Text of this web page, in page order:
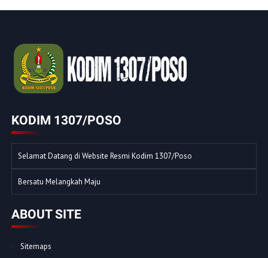
KODIM 1307/POSO
Selamat Datang di Website Resmi Kodim 1307/Poso
Bersatu Melangkah Maju
ABOUT SITE
Sitemaps